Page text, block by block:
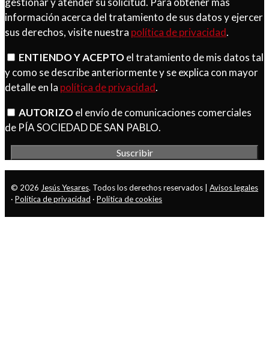
información acerca del tratamiento de sus datos y ejercer
sus derechos, visite nuestra política de privacidad.
ENTIENDO Y ACEPTOel tratamiento de mis datos tal
y como se describe anteriormente y se explica con mayor
detalle en la política de privacidad.
AUTORIZOel envío de comunicaciones comerciales
de PÍA SOCIEDAD DE SAN PABLO.
© 2026 Jesús Yesares. Todos los derechos reservados | Avisos legales
· Política de privacidad · Política de cookies